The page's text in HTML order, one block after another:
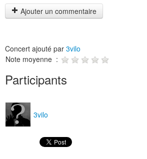
Ajouter un commentaire
Concert ajouté par 3vilo
Note moyenne :
Participants
3vilo